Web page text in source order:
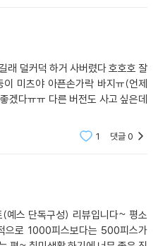
래 덜커덕 하거 사버렸다 호호호 잘
미츠야 아픈손가락 바지ㅠ(언제
겠다ㅠㅠ 다른 버전도 사고 싶은데
1 댓글0
예스 단독구성) 리뷰입니다~ 평소
으로 1000피스보다는 500피스가